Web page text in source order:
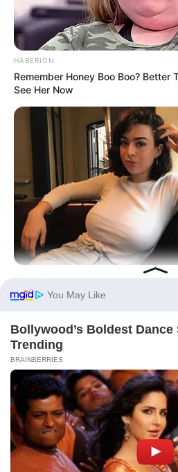
HABERION
Remember Honey Boo Boo? Better
See Her Now
How One Photo Caused A Man To
Divorce